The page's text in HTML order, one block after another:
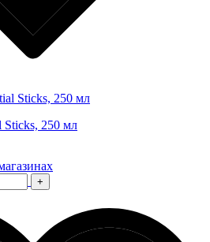
Sticks, 250 мл
+